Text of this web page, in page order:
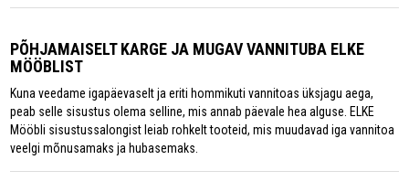
PÕHJAMAISELT KARGE JA MUGAV VANNITUBA ELKE
MÖÖBLIST
Kuna veedame igapäevaselt ja eriti hommikuti vannitoas üksjagu aega,
peab selle sisustus olema selline, mis annab päevale hea alguse. ELKE
Mööbli sisustussalongist leiab rohkelt tooteid, mis muudavad iga vannitoa
veelgi mõnusamaks ja hubasemaks.